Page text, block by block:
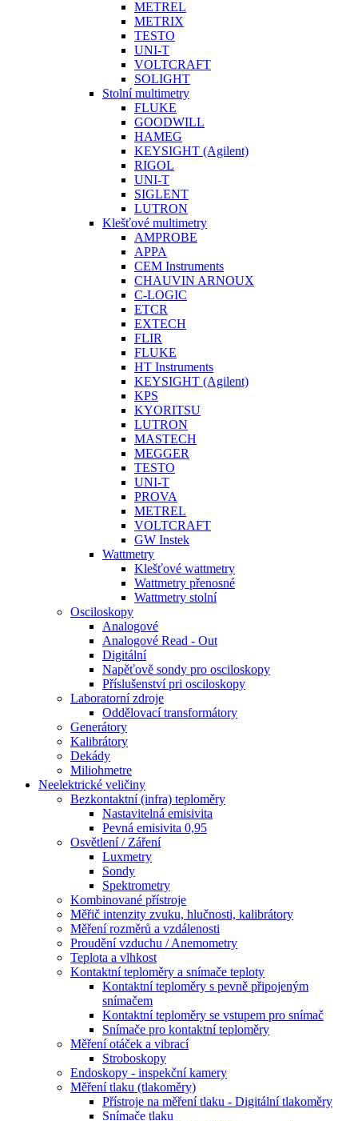
METREL
METRIX
TESTO
UNI-T
VOLTCRAFT
SOLIGHT
Stolní multimetry
FLUKE
GOODWILL
HAMEG
KEYSIGHT (Agilent)
RIGOL
UNI-T
SIGLENT
LUTRON
Klešťové multimetry
AMPROBE
APPA
CEM Instruments
CHAUVIN ARNOUX
C-LOGIC
ETCR
EXTECH
FLIR
FLUKE
HT Instruments
KEYSIGHT (Agilent)
KPS
KYORITSU
LUTRON
MASTECH
MEGGER
TESTO
UNI-T
PROVA
METREL
VOLTCRAFT
GW Instek
Wattmetry
Klešťové wattmetry
Wattmetry přenosné
Wattmetry stolní
Osciloskopy
Analogové
Analogové Read - Out
Digitální
Napěťově sondy pro osciloskopy
Příslušenství pri osciloskopy
Laboratorní zdroje
Oddělovací transformátory
Generátory
Kalibrátory
Dekády
Miliohmetre
Neelektrické veličiny
Bezkontaktní (infra) teploměry
Nastavitelná emisivita
Pevná emisivita 0,95
Osvětlení / Záření
Luxmetry
Sondy
Spektrometry
Kombinované přístroje
Měřič intenzity zvuku, hlučnosti, kalibrátory
Měření rozměrů a vzdálenosti
Proudění vzduchu / Anemometry
Teplota a vlhkost
Kontaktní teploměry a snímače teploty
Kontaktní teploměry s pevně připojeným
snímačem
Kontaktní teploměry se vstupem pro snímač
Snímače pro kontaktní teploměry
Měření otáček a vibrací
Stroboskopy
Endoskopy - inspekční kamery
Měření tlaku (tlakoměry)
Přístroje na měření tlaku - Digitální tlakoměry
Snímače tlaku